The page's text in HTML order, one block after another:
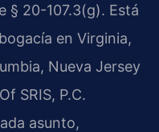
§ 20-107.3(g). Está
en Virginia,
Nueva Jersey
SRIS, P.C.
asunto,